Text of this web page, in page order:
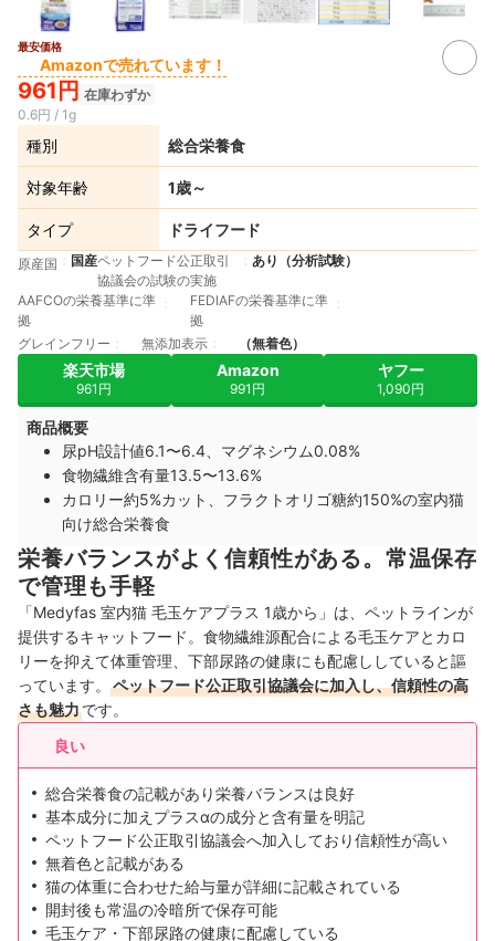
最安価格
Amazonで売れています！
961円 在庫わずか
0.6円 / 1g
種別 総合栄養食
対象年齢 1歳～
タイプ ドライフード
原産国 国産ペットフード公正取引
協議会の試験の実施
あり（分析試験）
AAFCOの栄養基準に準
拠
FEDIAFの栄養基準に準
拠
グレインフリー
無添加表示 （無着色）
楽天市場
961円
Amazon
991円
ヤフー
1,090円
商品概要
尿pH設計値6.1〜6.4、マグネシウム0.08%
食物繊維含有量13.5〜13.6%
カロリー約5%カット、フラクトオリゴ糖約150%の室内猫
向け総合栄養食
栄養バランスがよく信頼性がある。常温保存
で管理も手軽
「Medyfas 室内猫 毛玉ケアプラス 1歳から」は、ペットラインが
提供するキャットフード。食物繊維源配合による毛玉ケアとカロ
リーを抑えて体重管理、下部尿路の健康にも配慮ししていると謳
っています。
ペットフード公正取引協議会に加入し、信頼性の高
さも魅力です。
良い
総合栄養食の記載があり栄養バランスは良好
基本成分に加えプラスαの成分と含有量を明記
ペットフード公正取引協議会へ加入しており信頼性が高い
無着色と記載がある
猫の体重に合わせた給与量が詳細に記載されている
開封後も常温の冷暗所で保存可能
毛玉ケア・下部尿路の健康に配慮している